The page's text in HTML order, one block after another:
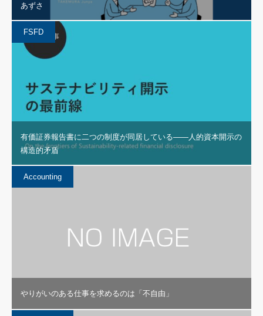
あずさ
FSFD
有価証券報告書に二つの制度が同居している——人的資本開示の
構造的矛盾
Accounting
やりがいのある仕事を求めるのは「不自由」